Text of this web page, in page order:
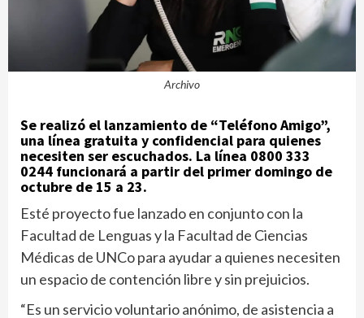
Archivo
Se realizó el lanzamiento de “Teléfono Amigo”,
una línea gratuita y confidencial para quienes
necesiten ser escuchados. La línea 0800 333
0244 funcionará a partir del primer domingo de
octubre de 15 a 23.
Esté proyecto fue lanzado en conjunto con la
Facultad de Lenguas y la Facultad de Ciencias
Médicas de UNCo para ayudar a quienes necesiten
un espacio de contención libre y sin prejuicios.
“Es un servicio voluntario anónimo, de asistencia a